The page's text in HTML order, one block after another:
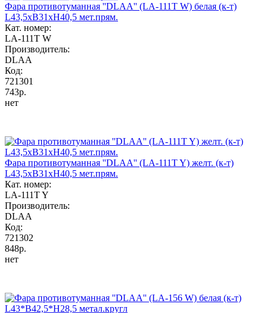
Фара противотуманная ''DLAA'' (LA-111T W) белая (к-т)
L43,5хB31хH40,5 мет.прям.
Кат. номер:
LA-111T W
Производитель:
DLAA
Код:
721301
743р.
нет
Фара противотуманная ''DLAA'' (LA-111T Y) желт. (к-т)
L43,5хB31хH40,5 мет.прям.
Кат. номер:
LA-111T Y
Производитель:
DLAA
Код:
721302
848р.
нет